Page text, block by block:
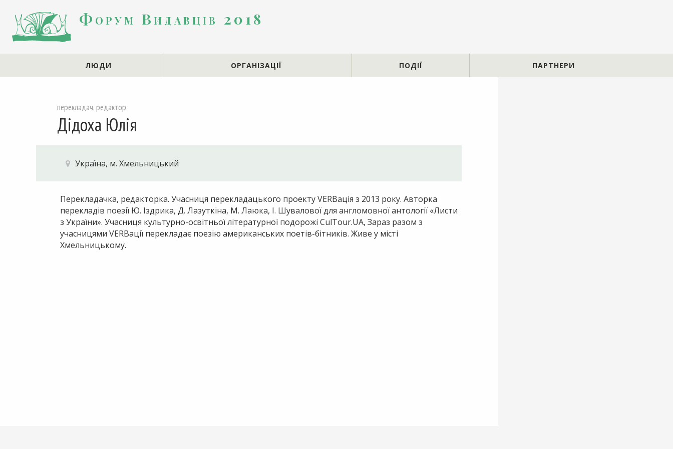
Форум Видавців 2018
ЛЮДИ ОРГАНІЗАЦІЇ ПОДІЇ ПАРТНЕРИ
перекладач, редактор
Дідоха Юлія
Україна, м. Хмельницький
Перекладачка, редакторка. Учасниця перекладацького проекту VERBація з 2013 року. Авторка
перекладів поезії Ю. Іздрика, Д. Лазуткіна, М. Лаюка, І. Шувалової для англомовної антології «Листи
з України». Учасниця культурно-освітньої літературної подорожі CulTour.UA, Зараз разом з
учасницями VERBації перекладає поезію американських поетів-бітників. Живе у місті
Хмельницькому.